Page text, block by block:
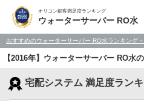
オリコン顧客満足度ランキング
ウォーターサーバー RO水
おすすめのウォーターサーバー RO水ランキング
【2016年】ウォーターサーバー RO水
宅配システム 満足度ラン